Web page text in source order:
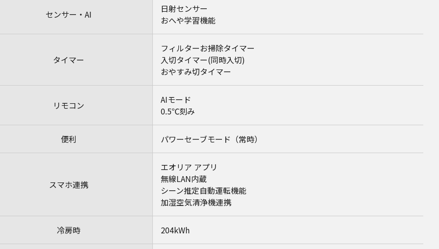
センサー・AI
日射センサー
おへや学習機能
タイマー
フィルターお掃除タイマー
入切タイマー(同時入切)
おやすみ切タイマー
リモコン
AIモード
0.5℃刻み
便利 パワーセーブモード（常時）
スマホ連携
エオリア アプリ
無線LAN内蔵
シーン推定自動運転機能
加湿空気清浄機連携
冷房時 204kWh